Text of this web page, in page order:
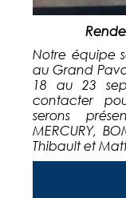
Notre équipe
au Grand
18 au 23
contacter
serons
MERCURY,
Thibault et